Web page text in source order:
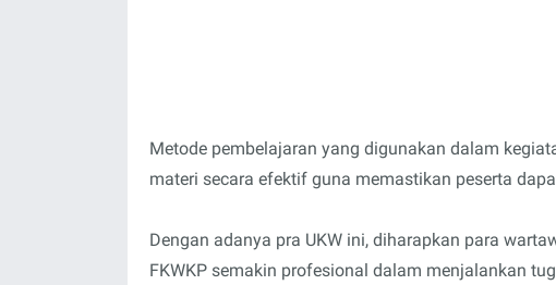
Metode pembelajaran yang digunakan dalam
materi secara efektif guna memastikan peserta
Dengan adanya pra UKW ini, diharapkan para
FKWKP semakin profesional dalam menjalankan